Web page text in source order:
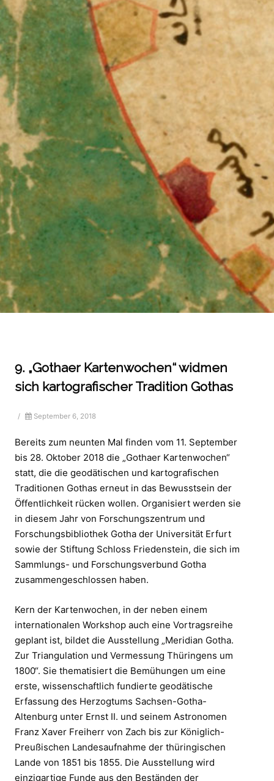
9. „Gothaer Kartenwochen“ widmen
sich kartografischer Tradition Gothas
/ September 6, 2018
Bereits zum neunten Mal finden vom 11. September
bis 28. Oktober 2018 die „Gothaer Kartenwochen“
statt, die die geodätischen und kartografischen
Traditionen Gothas erneut in das Bewusstsein der
Öffentlichkeit rücken wollen. Organisiert werden sie
in diesem Jahr von Forschungszentrum und
Forschungsbibliothek Gotha der Universität Erfurt
sowie der Stiftung Schloss Friedenstein, die sich im
Sammlungs- und Forschungsverbund Gotha
zusammengeschlossen haben.
Kern der Kartenwochen, in der neben einem
internationalen Workshop auch eine Vortragsreihe
geplant ist, bildet die Ausstellung „Meridian Gotha.
Zur Triangulation und Vermessung Thüringens um
1800“. Sie thematisiert die Bemühungen um eine
erste, wissenschaftlich fundierte geodätische
Erfassung des Herzogtums Sachsen-Gotha-
Altenburg unter Ernst II. und seinem Astronomen
Franz Xaver Freiherr von Zach bis zur Königlich-
Preußischen Landesaufnahme der thüringischen
Lande von 1851 bis 1855. Die Ausstellung wird
einzigartige Funde aus den Beständen der